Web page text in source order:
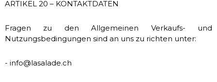
ARTIKEL 20 – KONTAKTDATEN
Fragen zu den Allgemeinen Verkaufs- und
Nutzungsbedingungen sind an uns zu richten unter:
- info@lasalade.ch